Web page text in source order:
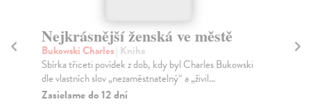
Nejkrásnější ženská ve městě
Bukowski Charles| Kniha
Sbírka třiceti povídek z dob, kdy byl Charles Bukowski
dle vlastních slov „nezaměstnatelný“ a „živil...
Zasielame do 12 dní